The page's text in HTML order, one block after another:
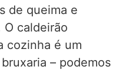
de queima e
O caldeirão
cozinha é um
– podemos